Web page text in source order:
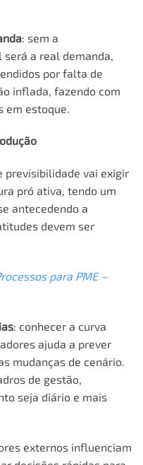
: sem a
a real demanda,
por falta de
inflada, fazendo com
em estoque.
previsibilidade vai exigir
pró ativa, tendo um
antecedendo a
devem ser
para PME –
: conhecer a curva
ajuda a prever
mudanças de cenário.
de gestão,
seja diário e mais
externos influenciam